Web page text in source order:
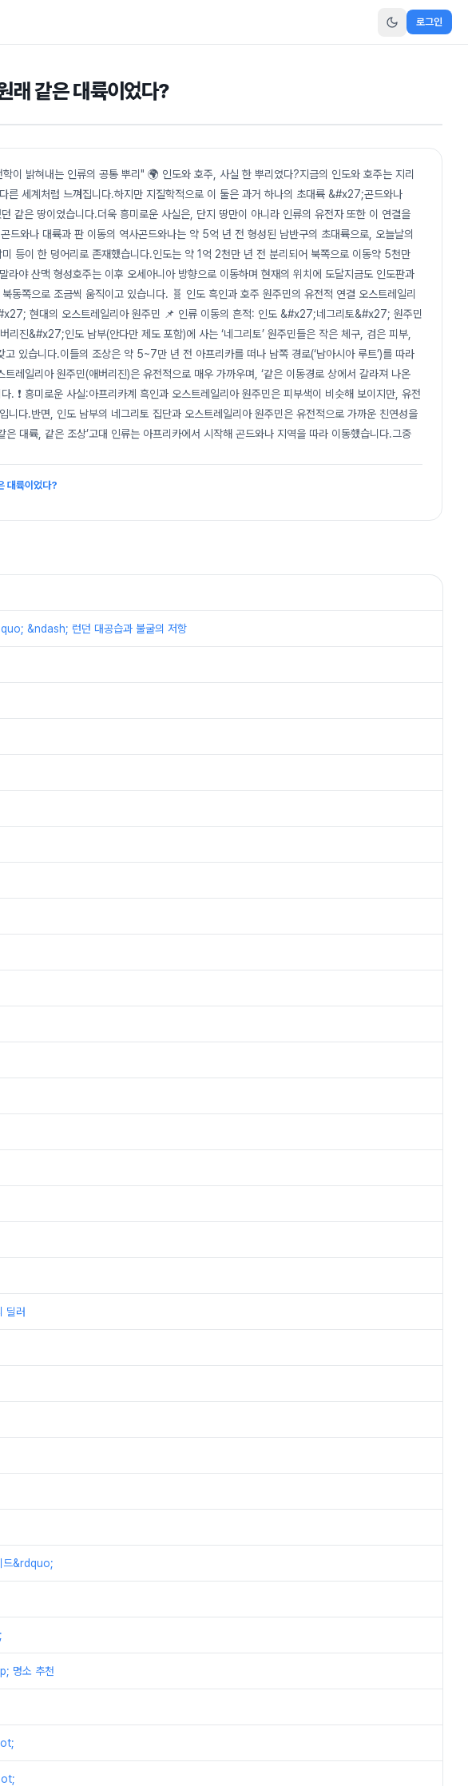
로그인
래 같은 대륙이었다?
이 밝혀내는 인류의 공통 뿌리" 🌍 인도와 호주, 사실 한 뿌리였다?지금의 인도와 호주는 지리
른 세계처럼 느껴집니다.하지만 지질학적으로 이 둘은 과거 하나의 초대륙 &#x27;곤드와나
은 땅이었습니다.더욱 흥미로운 사실은, 단지 땅만이 아니라 인류의 유전자 또한 이 연결을
드와나 대륙과 판 이동의 역사곤드와나는 약 5억 년 전 형성된 남반구의 초대륙으로, 오늘날의
등이 한 덩어리로 존재했습니다.인도는 약 1억 2천만 년 전 분리되어 북쪽으로 이동약 5천만
라야 산맥 형성호주는 이후 오세아니아 방향으로 이동하며 현재의 위치에 도달지금도 인도판과
동쪽으로 조금씩 움직이고 있습니다. 🧬 인도 흑인과 호주 원주민의 유전적 연결 오스트레일리
현대의 오스트레일리아 원주민 📌 인류 이동의 흔적: 인도 &#x27;네그리토&#x27; 원주민
진&#x27;인도 남부(안다만 제도 포함)에 사는 ‘네그리토’ 원주민들은 작은 체구, 검은 피부,
고 있습니다.이들의 조상은 약 5~7만 년 전 아프리카를 떠나 남쪽 경로(‘남아시아 루트’)를 따라
트레일리아 원주민(애버리진)은 유전적으로 매우 가까우며, ‘같은 이동경로 상에서 갈라져 나온
. ❗ 흥미로운 사실:아프리카계 흑인과 오스트레일리아 원주민은 피부색이 비슷해 보이지만, 유전
니다.반면, 인도 남부의 네그리토 집단과 오스트레일리아 원주민은 유전적으로 가까운 친연성을
은 대륙, 같은 조상’고대 인류는 아프리카에서 시작해 곤드와나 지역을 따라 이동했습니다.그중
대륙이었다?
&ndash; 런던 대공습과 불굴의 저항
딜러
드&rdquo;
명소 추천